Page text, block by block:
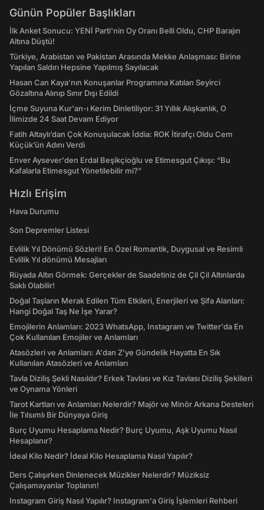
Günün Popüler Başlıkları
İlk Anket Sonucu: YENİ Parti'nin Oy Oranı Belli Oldu, CHP Barajın
Altına Düştü!
Türkiye, Arabistan ve Pakistan Arasında Mekke Anlaşması: Birine
Yapılan Saldırı Hepsine Yapılmış Sayılacak
Hasan Can Kaya’nın Konuşanlar Programına Katılan Seyirci
Gözaltına Alınıp Sınır Dışı Edildi
İçme Suyuna Kur'an-ı Kerim Dinletiliyor: 31 Yıllık Alışkanlık, O
İlimizde 24 Saat Devam Ediyor
Fatih Altaylı’dan Çok Konuşulacak İddia: ROK İtirafçı Oldu Cem
Küçük’ün Adını Verdi
Enver Aysever'den Erdal Beşikçioğlu ve Etimesgut Çıkışı: “Bu
Kafalarla Etimesgut Yönetilebilir mi?”
Hızlı Erişim
Hava Durumu
Son Depremler Listesi
Evlilik Yıl Dönümü Sözleri! En Özel Romantik, Duygusal ve Resimli
Evlilik Yıl dönümü Mesajları
Rüyada Altın Görmek: Gerçekler de Saadetiniz de Çil Çil Altınlarda
Saklı Olabilir!
Doğal Taşların Merak Edilen Tüm Etkileri, Enerjileri ve Şifa Alanları:
Hangi Doğal Taş Ne İşe Yarar?
Emojilerin Anlamları: 2023 WhatsApp, Instagram ve Twitter'da En
Çok Kullanılan Emojiler ve Anlamları
Atasözleri ve Anlamları: A'dan Z'ye Gündelik Hayatta En Sık
Kullanılan Atasözleri ve Anlamları
Tavla Diziliş Şekli Nasıldır? Erkek Tavlası ve Kız Tavlası Diziliş Şekilleri
ve Oynama Yönleri
Tarot Kartları ve Anlamları Nelerdir? Majör ve Minör Arkana Desteleri
İle Tılsımlı Bir Dünyaya Giriş
Burç Uyumu Hesaplama Nedir? Burç Uyumu, Aşk Uyumu Nasıl
Hesaplanır?
İdeal Kilo Nedir? İdeal Kilo Hesaplama Nasıl Yapılır?
Ders Çalışırken Dinlenecek Müzikler Nelerdir? Müziksiz
Çalışamayanlar Toplanın!
Instagram Giriş Nasıl Yapılır? Instagram'a Giriş İşlemleri Rehberi